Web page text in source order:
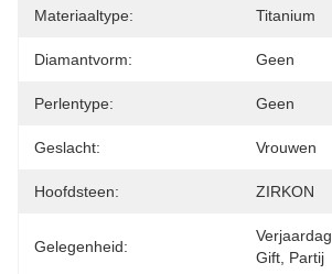
Materiaaltype: Titanium
Diamantvorm: Geen
Perlentype: Geen
Geslacht: Vrouwen
Hoofdsteen: ZIRKON
Gelegenheid:
Gift, Partij